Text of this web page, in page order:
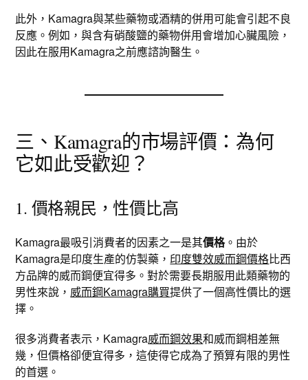
此外，Kamagra與某些藥物或酒精的併用可能會引起不良
反應。例如，與含有硝酸鹽的藥物併用會增加心臟風險，
因此在服用Kamagra之前應諮詢醫生。
三、Kamagra的市場評價：為何
它如此受歡迎？
1. 價格親民，性價比高
Kamagra最吸引消費者的因素之一是其價格。由於
Kamagra是印度生產的仿製藥， 印度雙效威而鋼價格比西
方品牌的威而鋼便宜得多。對於需要長期服用此類藥物的
男性來說， 威而鋼Kamagra購買提供了一個高性價比的選
擇。
很多消費者表示，Kamagra威而鋼效果和威而鋼相差無
幾，但價格卻便宜得多，這使得它成為了預算有限的男性
的首選。